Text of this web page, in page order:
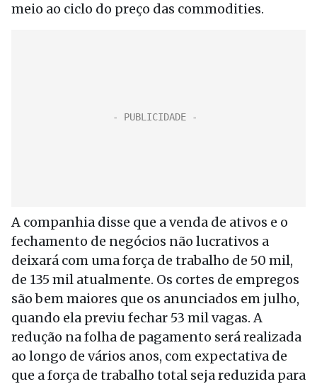
meio ao ciclo do preço das commodities.
A companhia disse que a venda de ativos e o
fechamento de negócios não lucrativos a
deixará com uma força de trabalho de 50 mil,
de 135 mil atualmente. Os cortes de empregos
são bem maiores que os anunciados em julho,
quando ela previu fechar 53 mil vagas. A
redução na folha de pagamento será realizada
ao longo de vários anos, com expectativa de
que a força de trabalho total seja reduzida para